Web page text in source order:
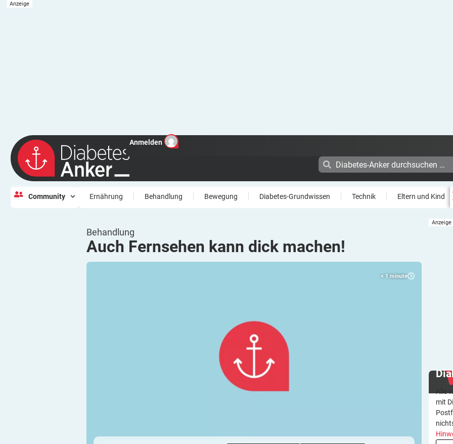
Anmelden
Community Ernährung Behandlung Bewegung Diabetes-Grundwissen Technik Eltern und Kind
Behandlung
Auch Fernsehen kann dick machen!
< 1 minute
Alle
mit